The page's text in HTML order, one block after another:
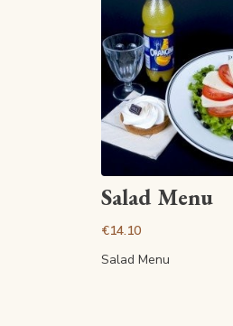
View article
Salad Menu
€14.10
Salad Menu